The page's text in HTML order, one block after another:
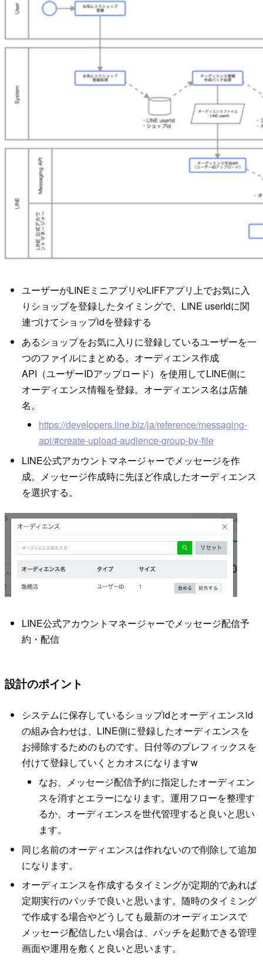
ユーザーがLINEミニアプリやLIFFアプリ上でお気に入
りショップを登録したタイミングで、LINE userIdに関
連づけてショップidを登録する
あるショップをお気に入りに登録しているユーザーを一
つのファイルにまとめる。オーディエンス作成
API（ユーザーIDアップロード）を使用してLINE側に
オーディエンス情報を登録。オーディエンス名は店舗
名。
https://developers.line.biz/ja/reference/messaging-
api/#create-upload-audience-group-by-file
LINE公式アカウントマネージャーでメッセージを作
成。メッセージ作成時に先ほど作成したオーディエンス
を選択する。
LINE公式アカウントマネージャーでメッセージ配信予
約・配信
設計のポイント
システムに保存しているショップidとオーディエンスid
の組み合わせは、LINE側に登録したオーディエンスを
お掃除するためのものです。日付等のプレフィックスを
付けて登録していくとカオスになりますw
なお、メッセージ配信予約に指定したオーディエン
スを消すとエラーになります。運用フローを整理す
るか、オーディエンスを世代管理すると良いと思い
ます。
同じ名前のオーディエンスは作れないので削除して追加
になります。
オーディエンスを作成するタイミングが定期的であれば
定期実行のバッチで良いと思います。随時のタイミング
で作成する場合やどうしても最新のオーディエンスで
メッセージ配信したい場合は、バッチを起動できる管理
画面や運用を敷くと良いと思います。